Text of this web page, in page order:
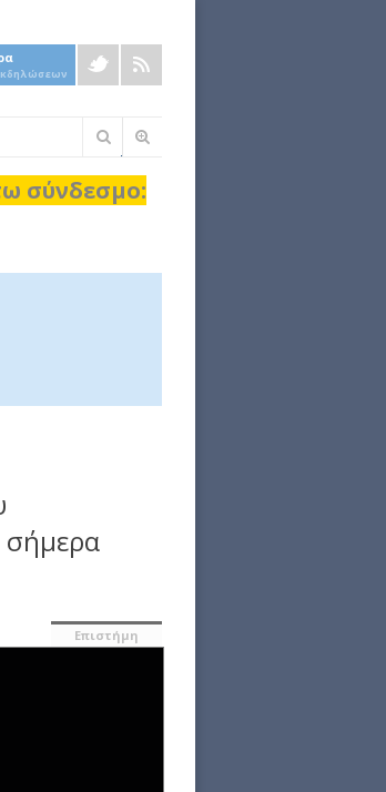
Φόρμα
αναζήτησης
σύνδεσμο:
σήμερα
Επιστήμη